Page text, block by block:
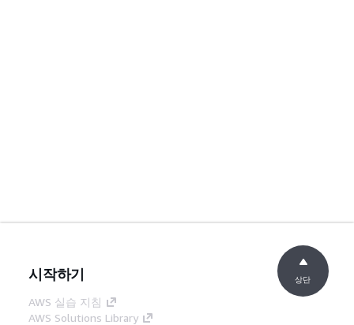
시작하기
AWS 실습 지침
AWS Solutions Library
상단